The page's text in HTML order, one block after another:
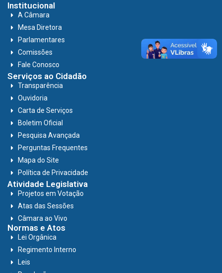
Institucional
A Câmara
Mesa Diretora
Parlamentares
Comissões
Fale Conosco
Serviços ao Cidadão
Transparência
Ouvidoria
Carta de Serviços
Boletim Oficial
Pesquisa Avançada
Perguntas Frequentes
Mapa do Site
Política de Privacidade
Atividade Legislativa
Projetos em Votação
Atas das Sessões
Câmara ao Vivo
Normas e Atos
Lei Orgânica
Regimento Interno
Leis